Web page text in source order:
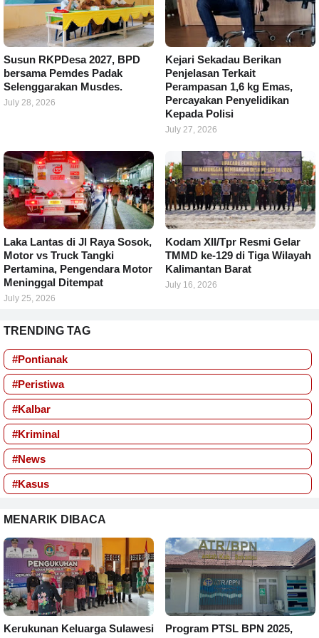
Susun RKPDesa 2027, BPD
bersama Pemdes Padak
Selenggarakan Musdes.
July 28, 2026
Kejari Sekadau Berikan
Penjelasan Terkait
Perampasan 1,6 kg Emas,
Percayakan Penyelidikan
Kepada Polisi
July 27, 2026
Laka Lantas di Jl Raya Sosok,
Motor vs Truck Tangki
Pertamina, Pengendara Motor
Meninggal Ditempat
July 25, 2026
Kodam XII/Tpr Resmi Gelar
TMMD ke-129 di Tiga Wilayah
Kalimantan Barat
July 16, 2026
TRENDING TAG
#Pontianak
#Peristiwa
#Kalbar
#Kriminal
#News
#Kasus
MENARIK DIBACA
Kerukunan Keluarga Sulawesi
Program PTSL BPN 2025,